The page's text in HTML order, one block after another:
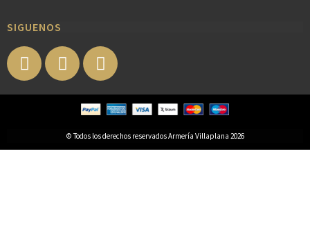
SIGUENOS
© Todos los derechos reservados Armería Villaplana 2026